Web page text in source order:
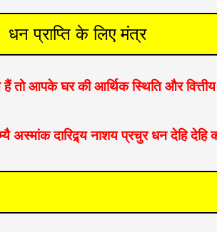
धन प्राप्ति के लिए मंत्र
आपके घर की आर्थिक स्थिति और वित्तीय
अस्मांक दारिद्र्य नाशय प्रचुर धन देहि देहि